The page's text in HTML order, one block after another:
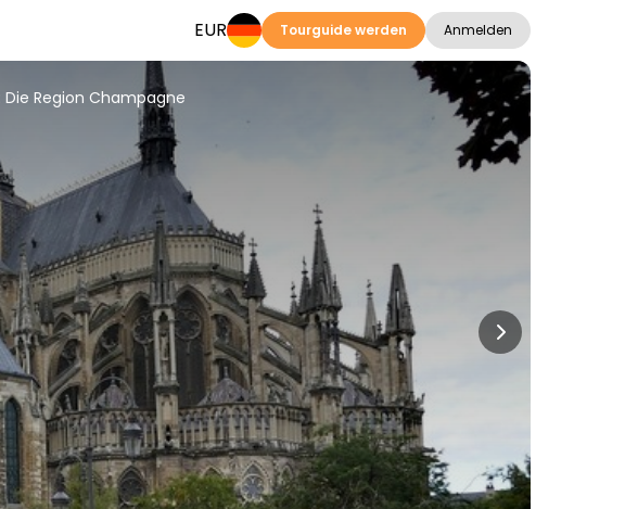
EUR Tourguide werden Anmelden
Die Region Champagne